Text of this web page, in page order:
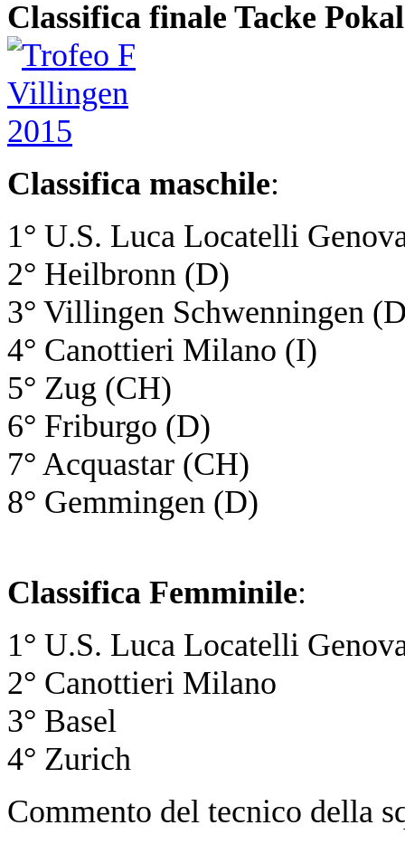
Classifica finale Tacke
Classifica maschile:
1° U.S. Luca Locatelli
2° Heilbronn (D)
3° Villingen Schwenningen
4° Canottieri Milano (I)
5° Zug (CH)
6° Friburgo (D)
7° Acquastar (CH)
8° Gemmingen (D)
Classifica Femminile:
1° U.S. Luca Locatelli
2° Canottieri Milano
3° Basel
4° Zurich
Commento del tecnico della